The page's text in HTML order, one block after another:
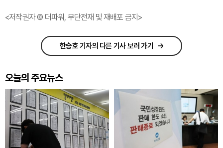
<저작권자 © 더파워, 무단전재 및 재배포 금지>
한승호 기자의 다른 기사 보러 가기
오늘의 주요뉴스